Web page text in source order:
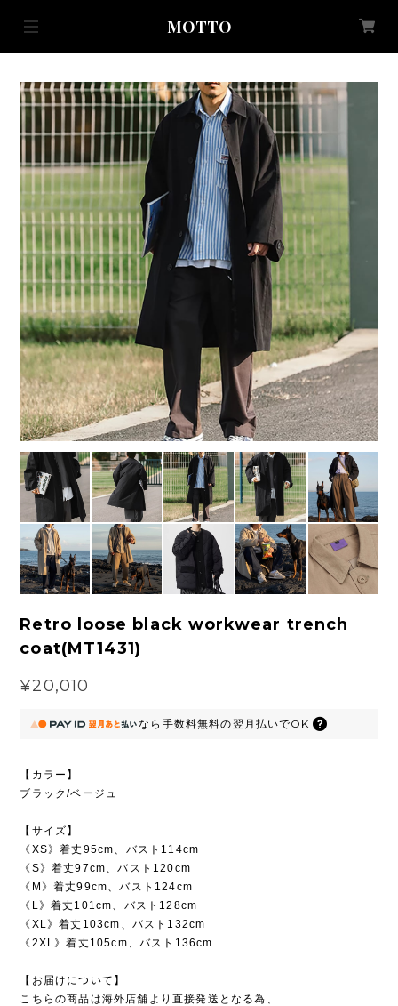
MOTTO
Retro loose black workwear trench
coat(MT1431)
¥20,010
なら 手数料無料の翌月払いでOK
【カラー】
ブラック/ベージュ
【サイズ】
《XS》着丈95cm、バスト114cm
《S》着丈97cm、バスト120cm
《M》着丈99cm、バスト124cm
《L》着丈101cm、バスト128cm
《XL》着丈103cm、バスト132cm
《2XL》着丈105cm、バスト136cm
【お届けについて】
こちらの商品は海外店舗より直接発送となる為、